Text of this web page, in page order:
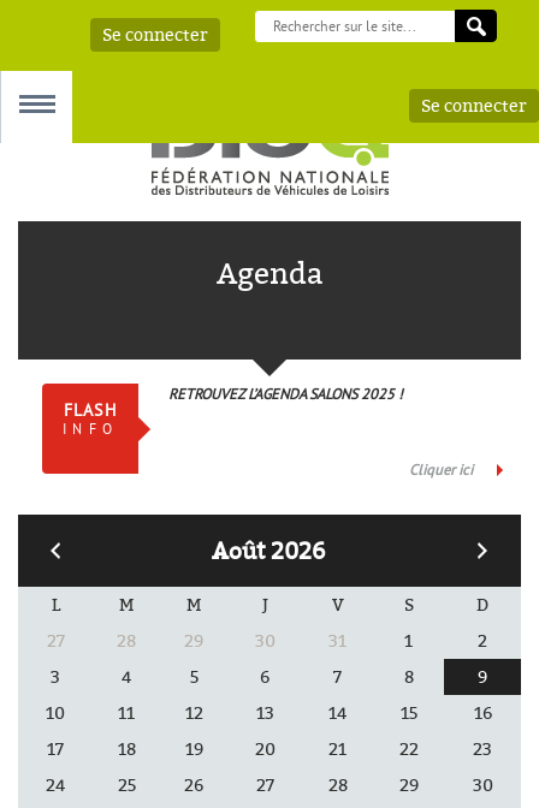
Se connecter
AAA
Se connecter
Agenda
FLASH
INFO
RETROUVEZ L’AGENDA SALONS 2025 !
Cliquer ici
Août 2026
L M M J V S
D
27
28 29 30 31 1
2
3
4 5 6 7 8
9
10
11 12 13 14 15
16
17
18 19 20 21 22
23
24
25 26 27 28 29
30